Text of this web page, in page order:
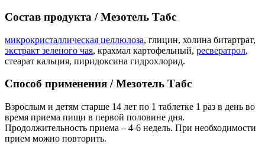
Состав продукта / Мезотель Табс
микрокристаллическая целлюлоза, глицин, холина битартрат,
экстракт зеленого чая, крахмал картофельный, ресвератрол,
стеарат кальция, пиридоксина гидрохлорид.
Способ применения / Мезотель Табс
Взрослым и детям старше 14 лет по 1 таблетке 1 раз в день во
время приема пищи в первой половине дня.
Продолжительность приема – 4-6 недель. При необходимости
прием можно повторить.